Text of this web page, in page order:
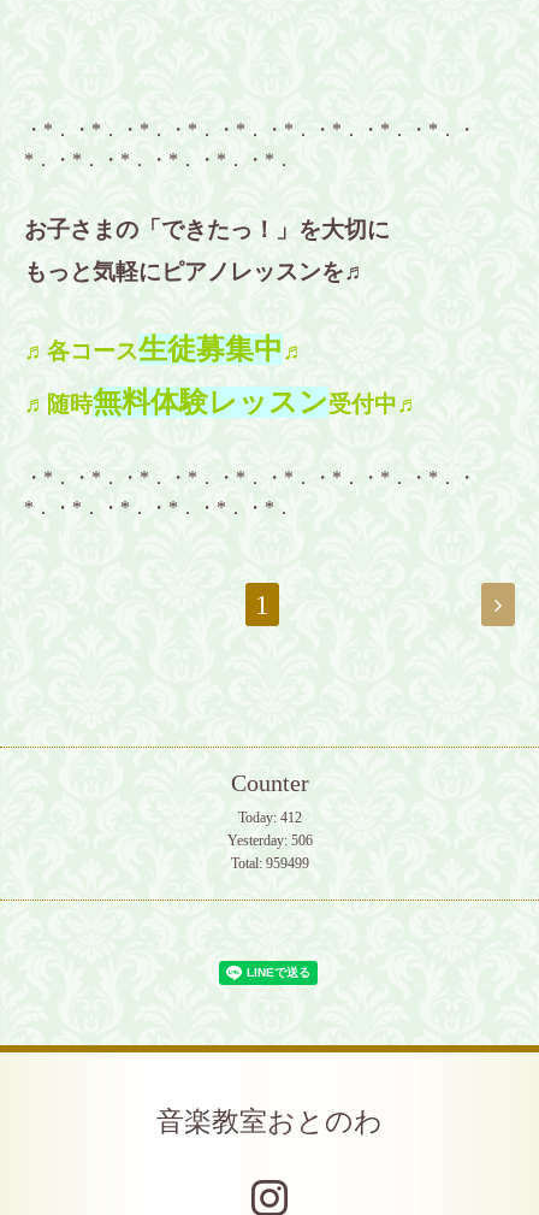
・*．・*．・*．・*．・*．・*．・*．・*．・*．・
*．・*．・*．・*．・*．・*．
お子さまの「できたっ！」を大切に
もっと気軽にピアノレッスンを♬
♬各コース生徒募集中♬
♬随時無料体験レッスン受付中♬
・*．・*．・*．・*．・*．・*．・*．・*．・*．・
*．・*．・*．・*．・*．・*．
1
Counter
Today: 412
Yesterday: 506
Total: 959499
音楽教室おとのわ